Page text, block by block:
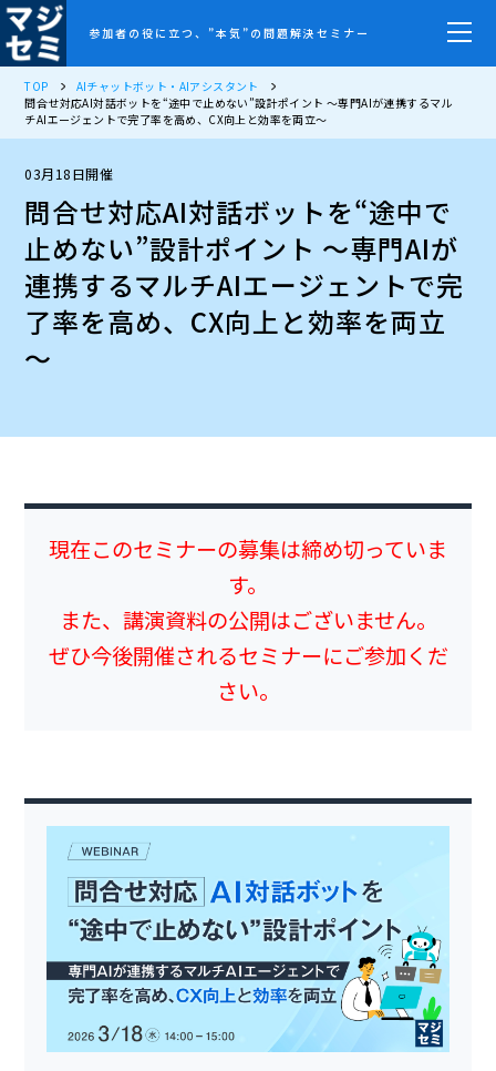
参加者の役に立つ、”本気”の問題解決セミナー
TOP
AIチャットボット・AIアシスタント
問合せ対応AI対話ボットを“途中で止めない”設計ポイント ～専門AIが連携するマル
チAIエージェントで完了率を高め、CX向上と効率を両立～
03月18日開催
問合せ対応AI対話ボットを“途中で
止めない”設計ポイント ～専門AIが
連携するマルチAIエージェントで完
了率を高め、CX向上と効率を両立
～
現在このセミナーの募集は締め切っていま
す。
また、講演資料の公開はございません。
ぜひ今後開催されるセミナーにご参加くだ
さい。